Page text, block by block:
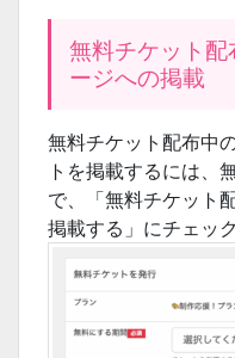
無料チケット
ージへの掲載
無料チケット配布中
トを掲載するには、
で、「無料チケット
掲載する」にチェッ